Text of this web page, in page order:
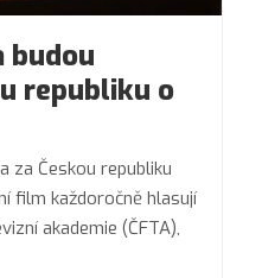
budou
republiku o
za Českou republiku
film každoročně hlasují
akademie (ČFTA),